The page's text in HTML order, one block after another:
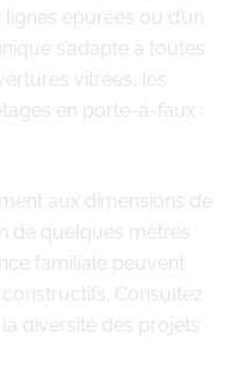
épurées ou d’un
s’adapte à toutes
vitrées, les
en porte-à-faux :
aux dimensions de
de quelques mètres
familiale peuvent
Consultez
diversité des projets